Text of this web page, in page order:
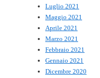
Luglio 2021
Maggio 2021
Aprile 2021
Marzo 2021
Febbraio 2021
Gennaio 2021
Dicembre 2020